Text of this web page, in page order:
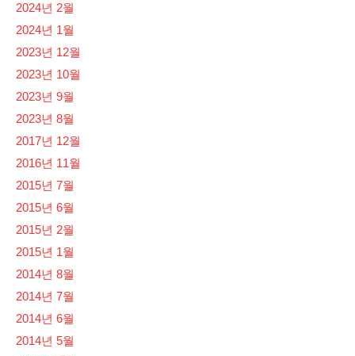
2024년 2월
2024년 1월
2023년 12월
2023년 10월
2023년 9월
2023년 8월
2017년 12월
2016년 11월
2015년 7월
2015년 6월
2015년 2월
2015년 1월
2014년 8월
2014년 7월
2014년 6월
2014년 5월